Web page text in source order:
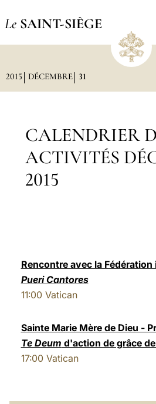
Le SAINT-SIÈGE
2015 DÉCEMBRE 31
CALENDRIER
ACTIVITÉS
2015
Rencontre avec la
Pueri Cantores
11:00 Vatican
Sainte Marie Mère de Dieu -
Te Deum d'action de grâce
17:00 Vatican